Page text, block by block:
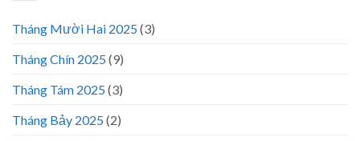
Tháng Mười Hai 2025(3)
Tháng Chín 2025(9)
Tháng Tám 2025(3)
Tháng Bảy 2025(2)